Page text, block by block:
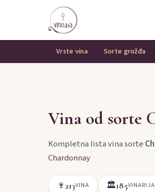
Vrste vina Sorte grožđa
Vina od sorte
Kompletna lista vina sorte
Chardonnay
🍷213VINA 🏛185VINARIJA